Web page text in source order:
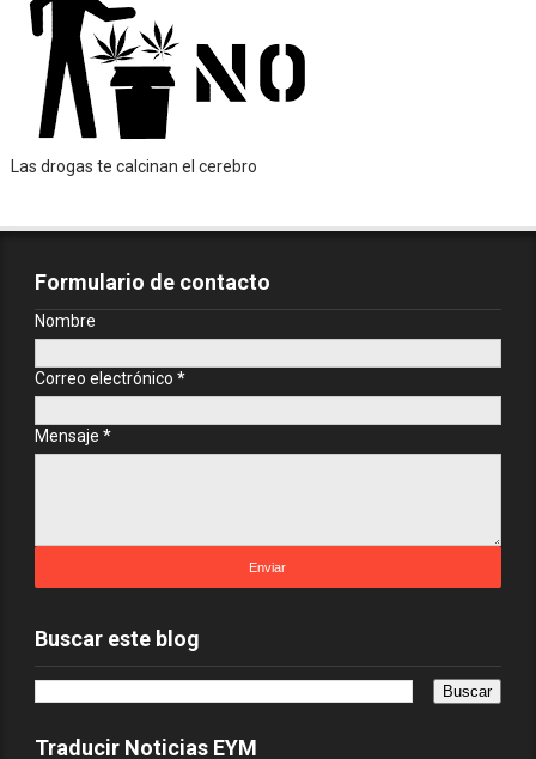
Las drogas te calcinan el cerebro
Formulario de contacto
Nombre
Correo electrónico *
Mensaje *
Buscar este blog
Traducir Noticias EYM